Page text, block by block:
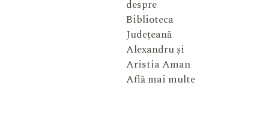
despre
Biblioteca
Județeană
Alexandru și
Aristia Aman
Află mai multe